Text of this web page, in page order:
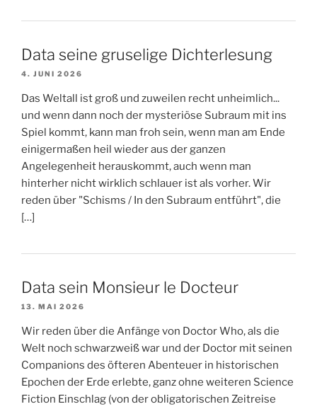
Data seine gruselige Dichterlesung
4. JUNI 2026
Das Weltall ist groß und zuweilen recht unheimlich...
und wenn dann noch der mysteriöse Subraum mit ins
Spiel kommt, kann man froh sein, wenn man am Ende
einigermaßen heil wieder aus der ganzen
Angelegenheit herauskommt, auch wenn man
hinterher nicht wirklich schlauer ist als vorher. Wir
reden über "Schisms / In den Subraum entführt", die
[…]
Data sein Monsieur le Docteur
13. MAI 2026
Wir reden über die Anfänge von Doctor Who, als die
Welt noch schwarzweiß war und der Doctor mit seinen
Companions des öfteren Abenteuer in historischen
Epochen der Erde erlebte, ganz ohne weiteren Science
Fiction Einschlag (von der obligatorischen Zeitreise